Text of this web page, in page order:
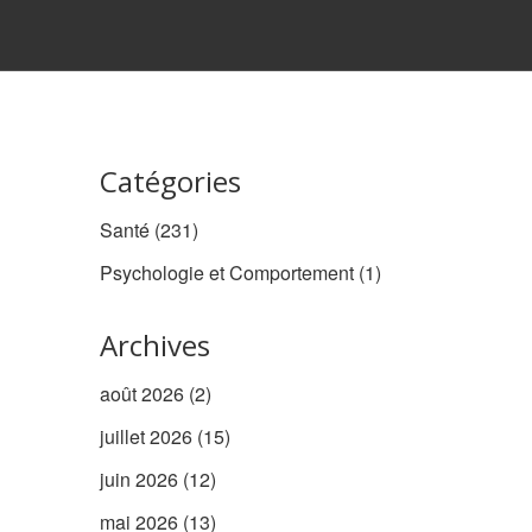
Catégories
Santé (231)
Psychologie et Comportement (1)
Archives
août 2026 (2)
juillet 2026 (15)
juin 2026 (12)
mai 2026 (13)